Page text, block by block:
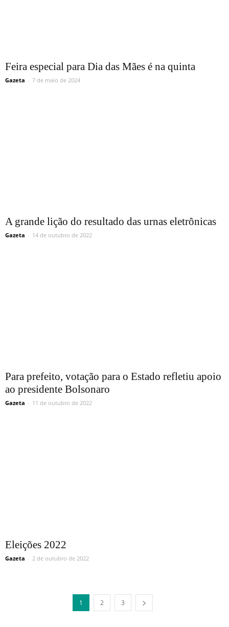
Feira especial para Dia das Mães é na quinta
Gazeta - 7 de maio de 2024
A grande lição do resultado das urnas eletrônicas
Gazeta - 14 de outubro de 2022
Para prefeito, votação para o Estado refletiu apoio
ao presidente Bolsonaro
Gazeta - 11 de outubro de 2022
Eleições 2022
Gazeta - 2 de outubro de 2022
1 2 3